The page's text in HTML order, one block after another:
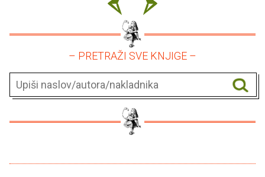
– PRETRAŽI SVE KNJIGE –